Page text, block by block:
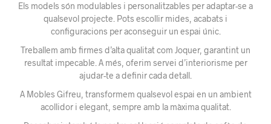
Els models són modulables i personalitzables per adaptar-se a
qualsevol projecte. Pots escollir mides, acabats i
configuracions per aconseguir un espai únic.
Treballem amb firmes d’alta qualitat com Joquer, garantint un
resultat impecable. A més, oferim servei d’interiorisme per
ajudar-te a definir cada detall.
A Mobles Gifreu, transformem qualsevol espai en un ambient
acollidor i elegant, sempre amb la màxima qualitat.